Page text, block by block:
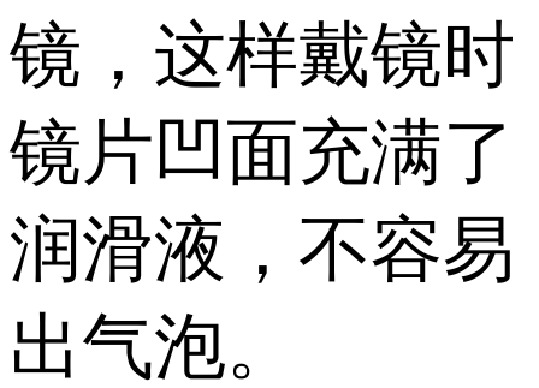
镜，这样戴镜时
镜片凹面充满了
润滑液，不容易
出气泡。